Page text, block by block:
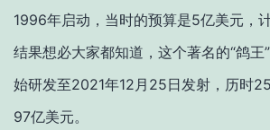
1996年启动，当时的预算是5亿美元，
结果想必大家都知道，这个著名的“鸽
始研发至2021年12月25日发射，历时
97亿美元。